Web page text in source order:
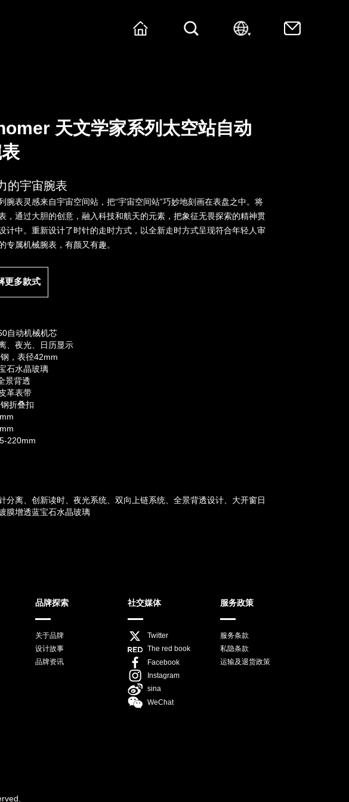
天文学家系列太空站自动
的宇宙腕表
腕表灵感来自宇宙空间站，把“宇宙空间站”巧妙地刻画在表盘之中。将
，通过大胆的创意，融入科技和航天的元素，把象征无畏探索的精神贯
计中。重新设计了时针的走时方式，以全新走时方式呈现符合年轻人审
专属机械腕表，有颜又有趣。
更多款式
自动机械机芯
、夜光、日历显示
，表径42mm
石水晶玻璃
景背透
革表带
折叠扣
220mm
分离、创新读时、夜光系统、双向上链系统、全景背透设计、大开窗日
膜增透蓝宝石水晶玻璃
品牌探索
关于品牌
设计故事
品牌资讯
社交媒体
Twitter
The red book
Facebook
Instagram
sina
WeChat
服务政策
服务条款
私隐条款
运输及退货政策